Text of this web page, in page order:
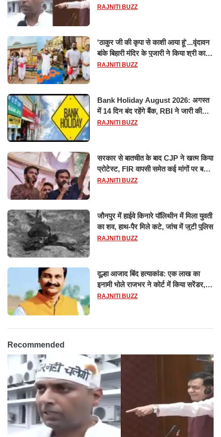
मानसून सत्र के लिए किया गया निलंबित
RAJNITI BUZZ
'ठाकुर जी की कृपा से काशी आया हूं'...वृंदावन
बांके बिहारी मंदिर के पुजारी ने किया श्री काशी
विश्वनाथ का जलाभिषेक
RAJNITI BUZZ
Bank Holiday August 2026: अगस्त
में 14 दिन बंद रहेंगे बैंक, RBI ने जारी की
छुट्टियों की लिस्ट​​​​​​​
RAJNITI BUZZ
सरकार से बातचीत के बाद CJP ने खत्म किया
प्रोटेस्ट, FIR वापसी समेत कई मांगों पर बनी
सहमति
RAJNITI BUZZ
जौनपुर में हाईवे किनारे पॉलिथीन में मिला युवती
का शव, हाथ-पैर मिले कटे, जांच में जुटी पुलिस
RAJNITI BUZZ
दूल्हा आजाद बिंद हत्याकांड: एक लाख का
इनामी भोले राजभर ने कोर्ट में किया सरेंडर,
14 दिन के लिए भेजा गया जेल
RAJNITI BUZZ
Recommended